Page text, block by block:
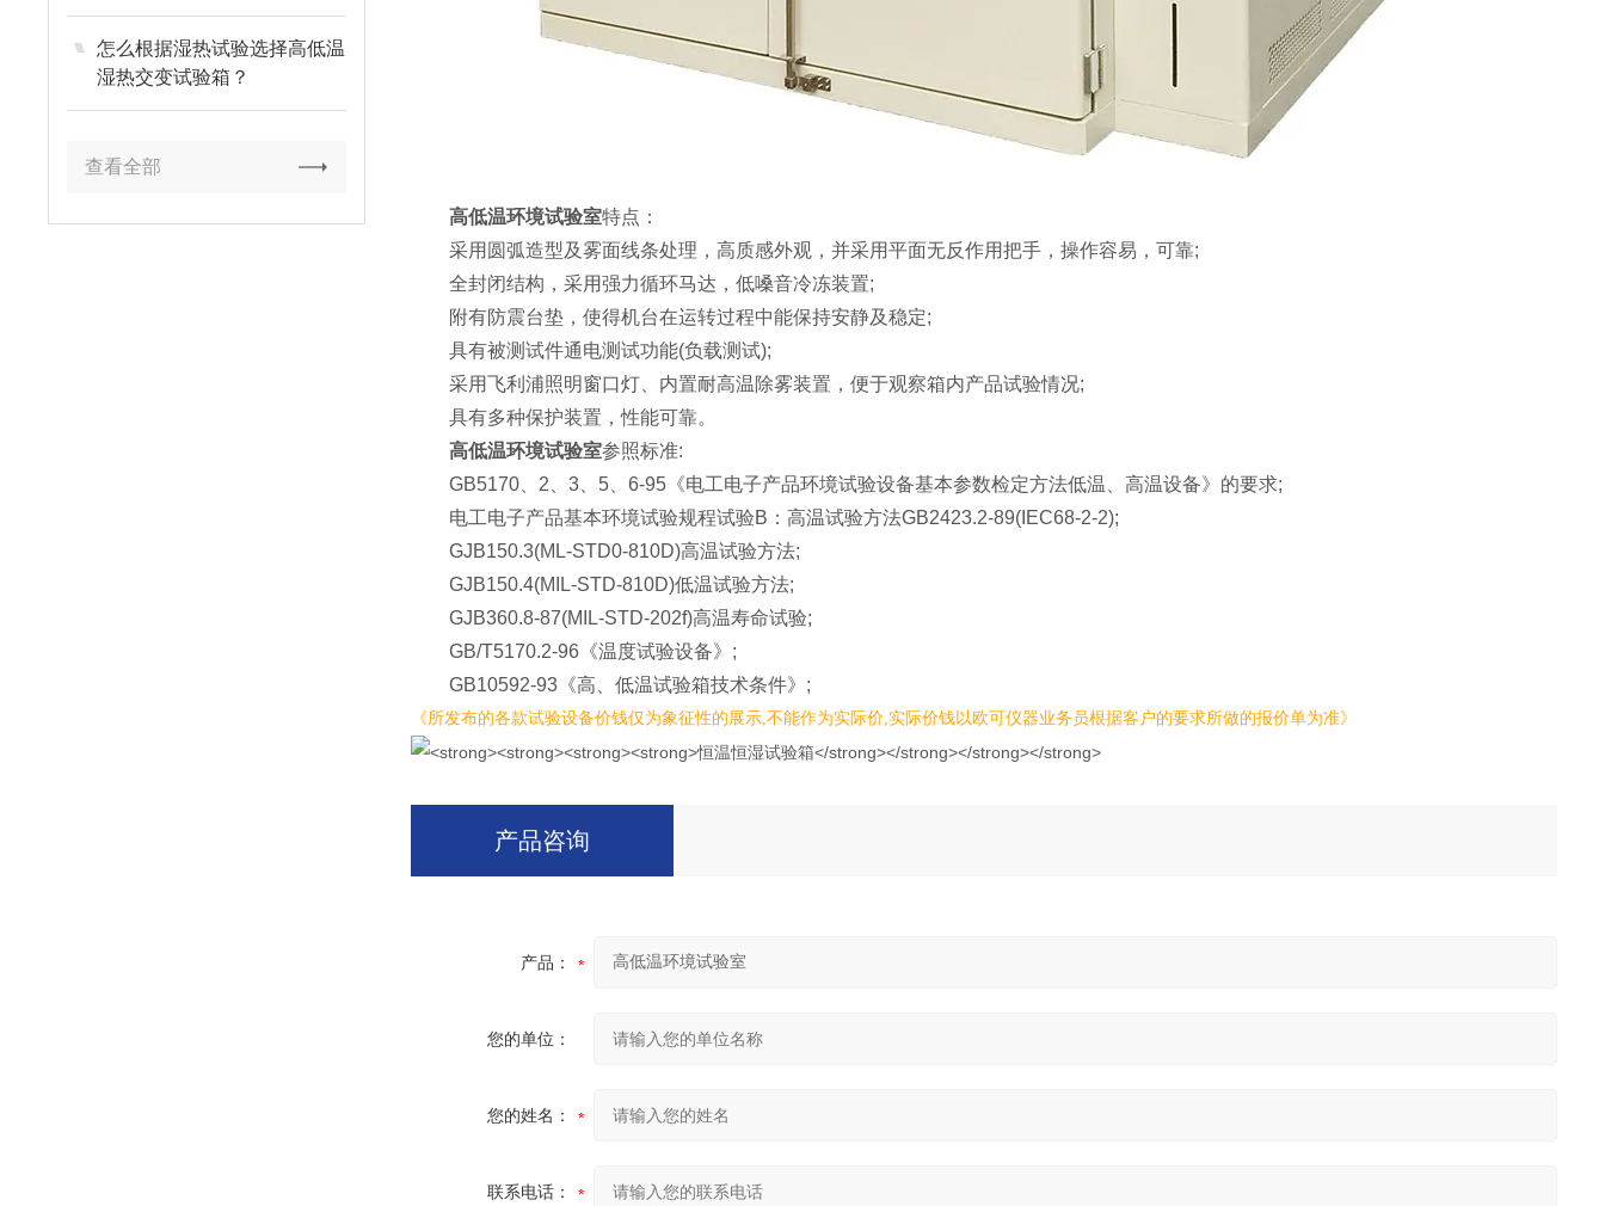
怎么根据湿热试验选择高低温
湿热交变试验箱？
查看全部
高低温环境试验室特点：
采用圆弧造型及雾面线条处理，高质感外观，并采用平面无反作用把手，操作容易，可靠;
全封闭结构，采用强力循环马达，低嗓音冷冻装置;
附有防震台垫，使得机台在运转过程中能保持安静及稳定;
具有被测试件通电测试功能(负载测试);
采用飞利浦照明窗口灯、内置耐高温除雾装置，便于观察箱内产品试验情况;
具有多种保护装置，性能可靠。
高低温环境试验室参照标准:
GB5170、2、3、5、6-95《电工电子产品环境试验设备基本参数检定方法低温、高温设备》的要求;
电工电子产品基本环境试验规程试验B：高温试验方法GB2423.2-89(IEC68-2-2);
GJB150.3(ML-STD0-810D)高温试验方法;
GJB150.4(MIL-STD-810D)低温试验方法;
GJB360.8-87(MIL-STD-202f)高温寿命试验;
GB/T5170.2-96《温度试验设备》;
GB10592-93《高、低温试验箱技术条件》;
《所发布的各款试验设备价钱仅为象征性的展示,不能作为实际价,实际价钱以欧可仪器业务员根据客户的要求所做的报价单为准》
产品咨询
产品：
您的单位：
您的姓名：
联系电话：